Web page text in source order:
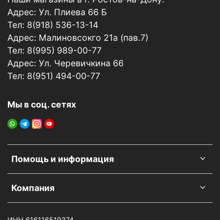
Помощь и информация
Компания
Адрес: Ул. Плиева 66 Б
Тел: 8(918) 536-13-14
Адрес: Малиновсокго 21а (пав.7)
Тел: 8(995) 989-00-77
Адрес: Ул. Черевичкина 66
Тел: 8(951) 494-00-77
Мы в соц. сетях